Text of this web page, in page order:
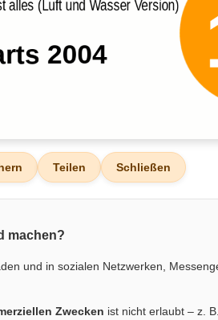
Teilen Schließen
machen?
und in sozialen Netzwerken,
Zwecken ist nicht erlaubt – z.